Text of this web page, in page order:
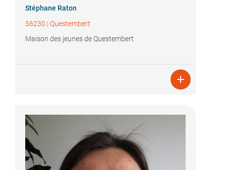
Stéphane Raton
56230 | Questembert
Maison des jeunes de Questembert
